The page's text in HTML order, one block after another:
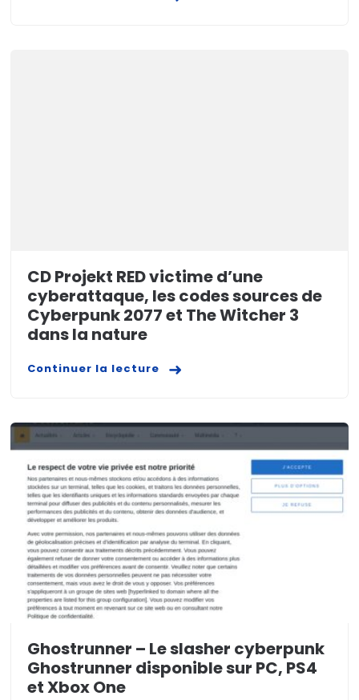
CD Projekt RED victime d’une
cyberattaque, les codes sources de
Cyberpunk 2077 et The Witcher 3
dans la nature
Continuer la lecture
Ghostrunner – Le slasher cyberpunk
Ghostrunner disponible sur PC, PS4
et Xbox One